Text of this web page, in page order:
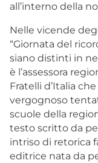
all’interno della
Nelle vicende
“Giornata del
siano distinti in
è l’assessora
Fratelli d’Italia
vergognoso
scuole della
testo scritto da
intriso di retorica
editrice nata da